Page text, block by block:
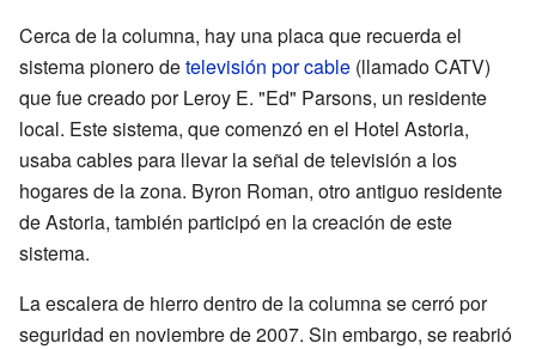
Cerca de la columna, hay una placa que recuerda el
sistema pionero detelevisión por cable (llamado CATV)
que fue creado por Leroy E. "Ed" Parsons, un residente
local. Este sistema, que comenzó en el Hotel Astoria,
usaba cables para llevar la señal de televisión a los
hogares de la zona. Byron Roman, otro antiguo residente
de Astoria, también participó en la creación de este
sistema.
La escalera de hierro dentro de la columna se cerró por
seguridad en noviembre de 2007. Sin embargo, se reabrió